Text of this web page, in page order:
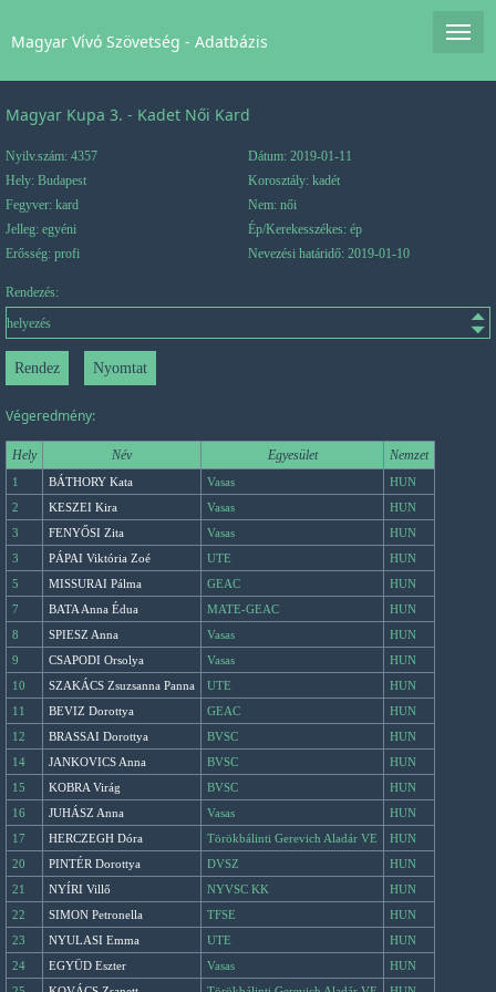
Magyar Vívó Szövetség - Adatbázis
Magyar Kupa 3. - Kadet Női Kard
Nyilv.szám: 4357
Dátum: 2019-01-11
Hely: Budapest
Korosztály: kadét
Fegyver: kard
Nem: női
Jelleg: egyéni
Ép/Kerekesszékes: ép
Erősség: profi
Nevezési határidő: 2019-01-10
Rendezés:
Végeredmény:
Hely Név Egyesület Nemzet
1 BÁTHORY Kata Vasas
HUN
2
KESZEI Kira Vasas
HUN
3
FENYŐSI Zita Vasas
HUN
3
PÁPAI Viktória Zoé UTE
HUN
5
MISSURAI Pálma GEAC
HUN
7
BATA Anna Édua MATE-GEAC
HUN
8
SPIESZ Anna Vasas
HUN
9
CSAPODI Orsolya Vasas
HUN
10
SZAKÁCS Zsuzsanna Panna UTE
HUN
11
BEVIZ Dorottya GEAC
HUN
12
BRASSAI Dorottya BVSC
HUN
14
JANKOVICS Anna BVSC
HUN
15
KOBRA Virág BVSC
HUN
16
JUHÁSZ Anna Vasas
HUN
17
HERCZEGH Dóra Törökbálinti Gerevich Aladár VE
HUN
20
PINTÉR Dorottya DVSZ
HUN
21
NYÍRI Villő NYVSC KK
HUN
22
SIMON Petronella TFSE
HUN
23
NYULASI Emma UTE
HUN
24
EGYÜD Eszter Vasas
HUN